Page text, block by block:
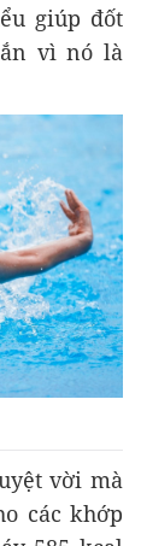
giúp đốt
vì nó là
vời mà
các khớp